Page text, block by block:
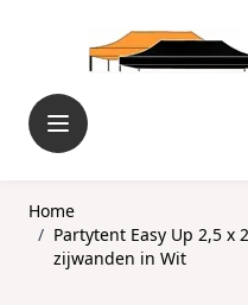
Home
/ Partytent Easy Up 2,5 x
zijwanden in Wit